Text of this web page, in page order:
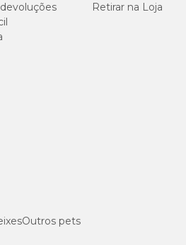
encaixe o sistema interno de raízes
O vaso fica pronto para uso, sem
Retirar na Loja
Outros pets